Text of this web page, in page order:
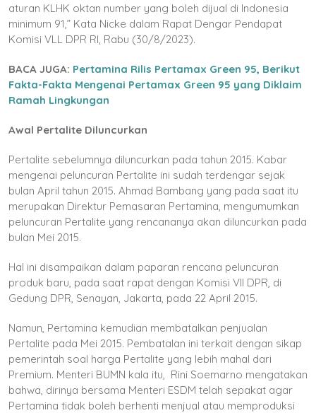
aturan KLHK oktan number yang boleh dijual di Indonesia
minimum 91,” Kata Nicke dalam Rapat Dengar Pendapat
Komisi VLL DPR RI, Rabu (30/8/2023).
BACA JUGA: Pertamina Rilis Pertamax Green 95, Berikut
Fakta-Fakta Mengenai Pertamax Green 95 yang Diklaim
Ramah Lingkungan
Awal Pertalite Diluncurkan
Pertalite sebelumnya diluncurkan pada tahun 2015. Kabar
mengenai peluncuran Pertalite ini sudah terdengar sejak
bulan April tahun 2015. Ahmad Bambang yang pada saat itu
merupakan Direktur Pemasaran Pertamina, mengumumkan
peluncuran Pertalite yang rencananya akan diluncurkan pada
bulan Mei 2015.
Hal ini disampaikan dalam paparan rencana peluncuran
produk baru, pada saat rapat dengan Komisi VII DPR, di
Gedung DPR, Senayan, Jakarta, pada 22 April 2015.
Namun, Pertamina kemudian membatalkan penjualan
Pertalite pada Mei 2015. Pembatalan ini terkait dengan sikap
pemerintah soal harga Pertalite yang lebih mahal dari
Premium. Menteri BUMN kala itu, Rini Soemarno mengatakan
bahwa, dirinya bersama Menteri ESDM telah sepakat agar
Pertamina tidak boleh berhenti menjual atau memproduksi